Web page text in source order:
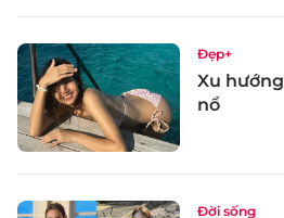
Đẹp+
Xu
nổ
Đời sống